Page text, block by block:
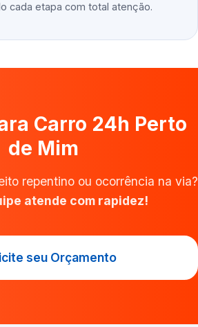
cada etapa com total atenção.
Carro 24h Perto
de Mim
repentino ou ocorrência na via?
atende com rapidez!
seu Orçamento